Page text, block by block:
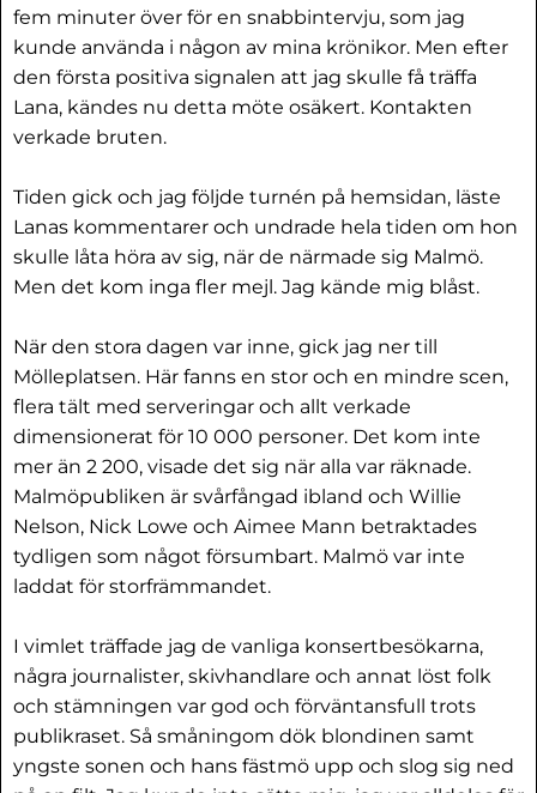
fem minuter över för en snabbintervju, som jag
kunde använda i någon av mina krönikor. Men efter
den första positiva signalen att jag skulle få träffa
Lana, kändes nu detta möte osäkert. Kontakten
verkade bruten.
Tiden gick och jag följde turnén på hemsidan, läste
Lanas kommentarer och undrade hela tiden om hon
skulle låta höra av sig, när de närmade sig Malmö.
Men det kom inga fler mejl. Jag kände mig blåst.
När den stora dagen var inne, gick jag ner till
Mölleplatsen. Här fanns en stor och en mindre scen,
flera tält med serveringar och allt verkade
dimensionerat för 10 000 personer. Det kom inte
mer än 2 200, visade det sig när alla var räknade.
Malmöpubliken är svårfångad ibland och Willie
Nelson, Nick Lowe och Aimee Mann betraktades
tydligen som något försumbart. Malmö var inte
laddat för storfrämmandet.
I vimlet träffade jag de vanliga konsertbesökarna,
några journalister, skivhandlare och annat löst folk
och stämningen var god och förväntansfull trots
publikraset. Så småningom dök blondinen samt
yngste sonen och hans fästmö upp och slog sig ned